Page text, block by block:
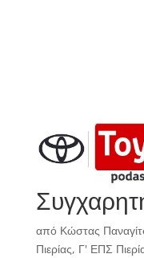
από Κώστας
Πιερίας, Γ' ΕΠΣ